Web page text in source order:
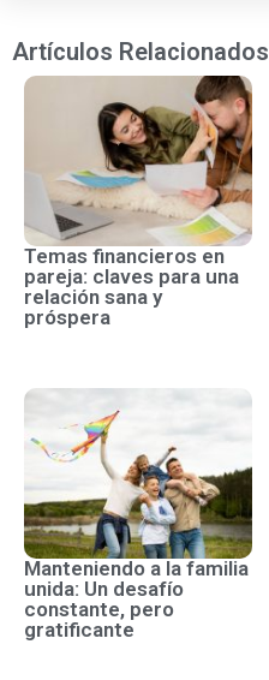
Artículos Relacionados
Temas financieros en
pareja: claves para una
relación sana y
próspera
Manteniendo a la familia
unida: Un desafío
constante, pero
gratificante